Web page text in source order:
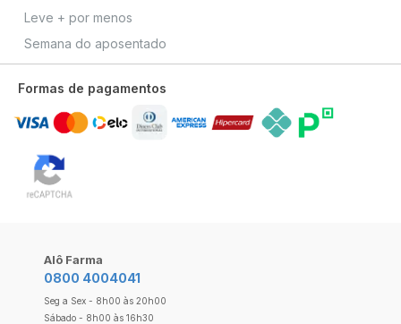
Leve + por menos
Semana do aposentado
Formas de pagamentos
Alô Farma
0800 4004041
Seg a Sex - 8h00 às 20h00
Sábado - 8h00 às 16h30